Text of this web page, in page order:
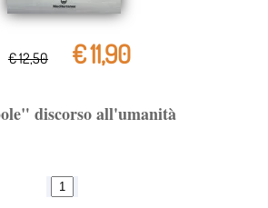
€ 12,50 € 11,90
discorso all'umanità